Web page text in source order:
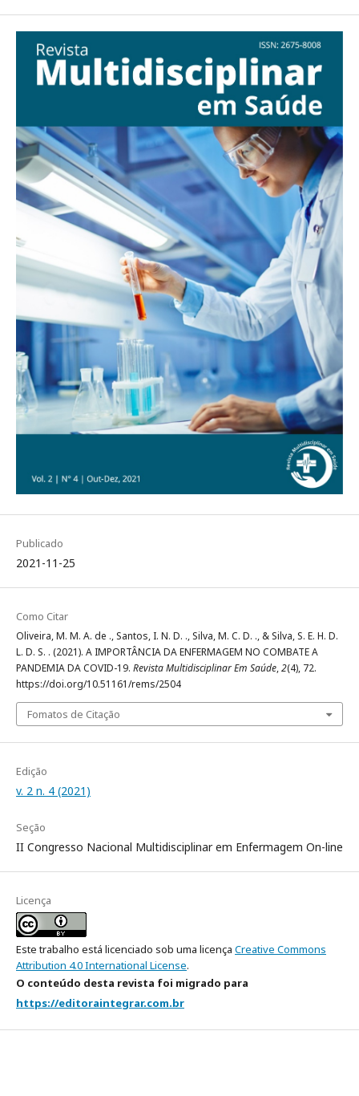
Publicado
2021-11-25
Como Citar
Oliveira, M. M. A. de ., Santos, I. N. D. ., Silva, M. C. D. ., & Silva, S. E. H. D.
L. D. S. . (2021). A IMPORTÂNCIA DA ENFERMAGEM NO COMBATE A
PANDEMIA DA COVID-19. Revista Multidisciplinar Em Saúde,2(4), 72.
https://doi.org/10.51161/rems/2504
Fomatos de Citação
Edição
v. 2 n. 4 (2021)
Seção
II Congresso Nacional Multidisciplinar em Enfermagem On-line
Licença
Este trabalho está licenciado sob uma licença Creative Commons
Attribution 4.0 International License.
O conteúdo desta revista foi migrado para
https://editoraintegrar.com.br